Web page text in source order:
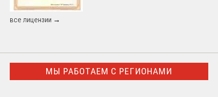
все лицензии →
МЫ РАБОТАЕМ С РЕГИОНАМИ